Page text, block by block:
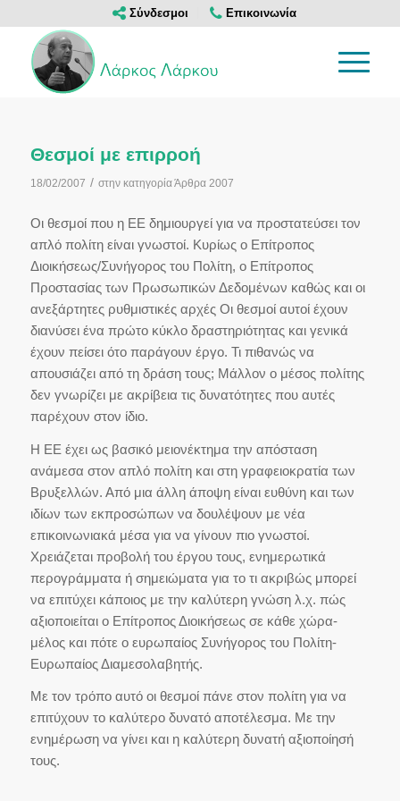
Σύνδεσμοι Επικοινωνία
Θεσμοί με επιρροή
18/02/2007 / στην κατηγορίαΆρθρα 2007
Οι θεσμοί που η ΕΕ δημιουργεί για να προστατεύσει τον
απλό πολίτη είναι γνωστοί. Κυρίως ο Επίτροπος
Διοικήσεως/Συνήγορος του Πολίτη, ο Επίτροπος
Προστασίας των Πρωσωπικών Δεδομένων καθώς και οι
ανεξάρτητες ρυθμιστικές αρχές Οι θεσμοί αυτοί έχουν
διανύσει ένα πρώτο κύκλο δραστηριότητας και γενικά
έχουν πείσει ότο παράγουν έργο. Τι πιθανώς να
απουσιάζει από τη δράση τους; Μάλλον ο μέσος πολίτης
δεν γνωρίζει με ακρίβεια τις δυνατότητες που αυτές
παρέχουν στον ίδιο.
Η ΕΕ έχει ως βασικό μειονέκτημα την απόσταση
ανάμεσα στον απλό πολίτη και στη γραφειοκρατία των
Βρυξελλών. Από μια άλλη άποψη είναι ευθύνη και των
ιδίων των εκπροσώπων να δουλέψουν με νέα
επικοινωνιακά μέσα για να γίνουν πιο γνωστοί.
Χρειάζεται προβολή του έργου τους, ενημερωτικά
περογράμματα ή σημειώματα για το τι ακριβώς μπορεί
να επιτύχει κάποιος με την καλύτερη γνώση λ.χ. πώς
αξιοποιείται ο Επίτροπος Διοικήσεως σε κάθε χώρα-
μέλος και πότε ο ευρωπαίος Συνήγορος του Πολίτη-
Ευρωπαίος Διαμεσολαβητής.
Με τον τρόπο αυτό οι θεσμοί πάνε στον πολίτη για να
επιτύχουν το καλύτερο δυνατό αποτέλεσμα. Με την
ενημέρωση να γίνει και η καλύτερη δυνατή αξιοποίησή
τους.